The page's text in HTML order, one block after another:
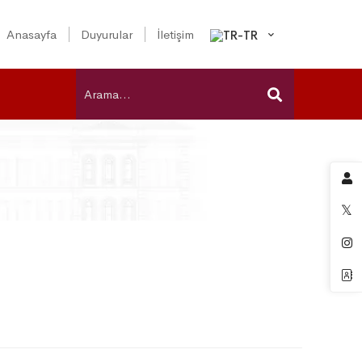
Anasayfa Duyurular İletişim